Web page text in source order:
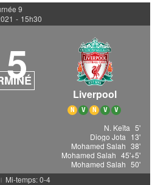
9
- 15h30
5
Liverpool
N V N V V
N. Keïta 5'
Diogo Jota 13'
Mohamed Salah 38'
Mohamed Salah 45'+5'
Mohamed Salah 50'
| Mi-temps: 0-4